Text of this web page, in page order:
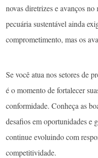
novas diretrizes e avanços
pecuária sustentável ainda
comprometimento, mas os
Se você atua nos setores de
é o momento de fortalecer
conformidade. Conheça as
desafios em oportunidades e
continue evoluindo com
competitividade.